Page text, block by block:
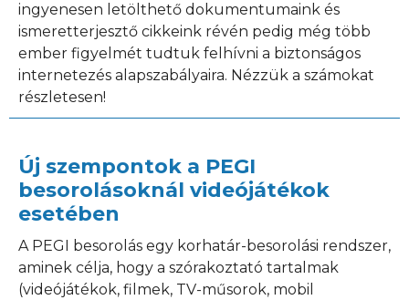
ingyenesen letölthető dokumentumaink és
ismeretterjesztő cikkeink révén pedig még több
ember figyelmét tudtuk felhívni a biztonságos
internetezés alapszabályaira. Nézzük a számokat
részletesen!
Új szempontok a PEGI
besorolásoknál videójátékok
esetében
A PEGI besorolás egy korhatár-besorolási rendszer,
aminek célja, hogy a szórakoztató tartalmak
(videójátékok, filmek, TV-műsorok, mobil